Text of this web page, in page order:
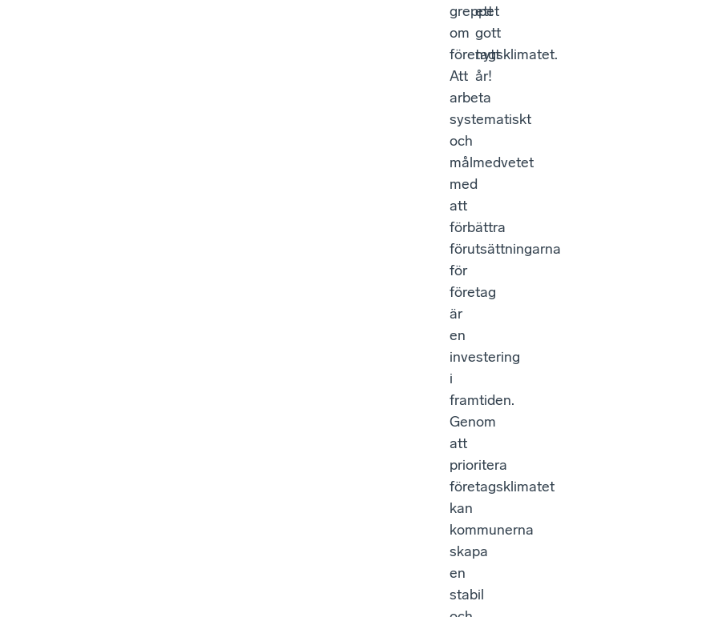
greppet
om
företagsklimatet.
Att
arbeta
systematiskt
och
målmedvetet
med
att
förbättra
förutsättningarna
för
företag
är
en
investering
i
framtiden.
Genom
att
prioritera
företagsklimatet
kan
kommunerna
skapa
en
stabil
ett
gott
nytt
år!